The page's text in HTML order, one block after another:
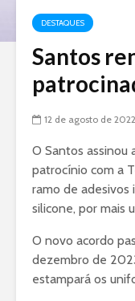
DESTAQUES
Santos
12 de agosto de 2022
O Santos assinou
patrocínio com a
ramo de adesivos
silicone, por mais
O novo acordo
dezembro de
estampará os